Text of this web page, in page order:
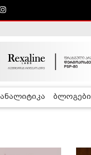
ანალიტიკა ბლოგები